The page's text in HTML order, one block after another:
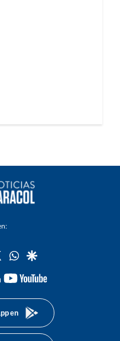
twitterwhatsapp
google
youtube-
en